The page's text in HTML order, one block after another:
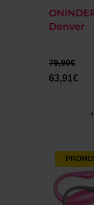
Denver
79,90€
63,91€